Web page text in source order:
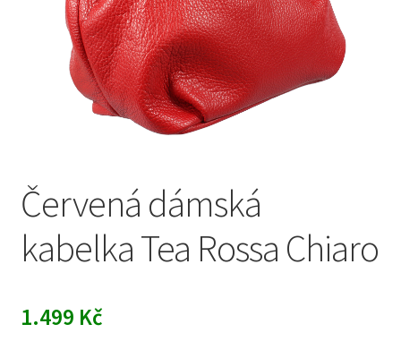
Červená dámská
kabelka Tea Rossa Chiaro
1.499 Kč